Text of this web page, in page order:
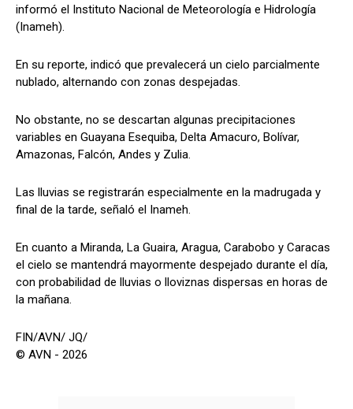
informó el Instituto Nacional de Meteorología e Hidrología
(Inameh).
En su reporte, indicó que prevalecerá un cielo parcialmente
nublado, alternando con zonas despejadas.
No obstante, no se descartan algunas precipitaciones
variables en Guayana Esequiba, Delta Amacuro, Bolívar,
Amazonas, Falcón, Andes y Zulia.
Las lluvias se registrarán especialmente en la madrugada y
final de la tarde, señaló el Inameh.
En cuanto a Miranda, La Guaira, Aragua, Carabobo y Caracas
el cielo se mantendrá mayormente despejado durante el día,
con probabilidad de lluvias o lloviznas dispersas en horas de
la mañana.
FIN/AVN/ JQ/
© AVN - 2026